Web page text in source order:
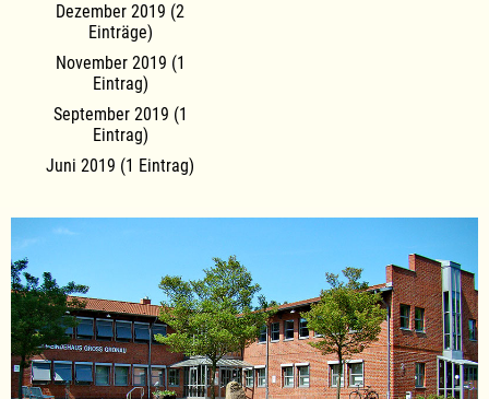
Dezember 2019 (2
Einträge)
November 2019 (1
Eintrag)
September 2019 (1
Eintrag)
Juni 2019 (1 Eintrag)